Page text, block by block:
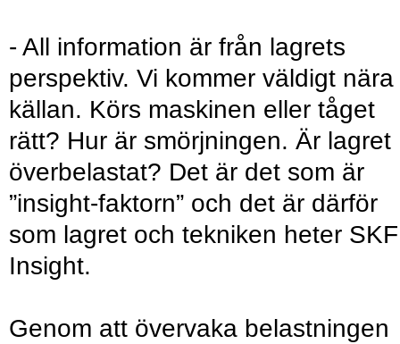
- All information är från lagrets
perspektiv. Vi kommer väldigt nära
källan. Körs maskinen eller tåget
rätt? Hur är smörjningen. Är lagret
överbelastat? Det är det som är
”insight-faktorn” och det är därför
som lagret och tekniken heter SKF
Insight.
Genom att övervaka belastningen